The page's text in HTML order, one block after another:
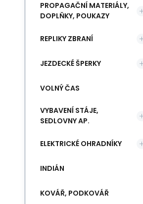
PROPAGAČNÍ MATERIÁLY,
DOPLŇKY, POUKAZY
REPLIKY ZBRANÍ
JEZDECKÉ ŠPERKY
VOLNÝ ČAS
VYBAVENÍ STÁJE,
SEDLOVNY AP.
ELEKTRICKÉ OHRADNÍKY
INDIÁN
KOVÁŘ, PODKOVÁŘ